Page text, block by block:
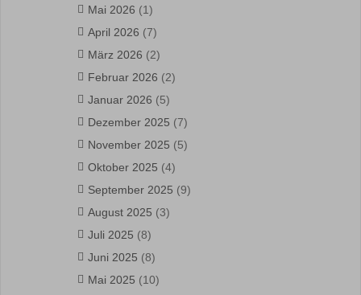
Mai 2026 (1)
April 2026 (7)
März 2026 (2)
Februar 2026 (2)
Januar 2026 (5)
Dezember 2025 (7)
November 2025 (5)
Oktober 2025 (4)
September 2025 (9)
August 2025 (3)
Juli 2025 (8)
Juni 2025 (8)
Mai 2025 (10)